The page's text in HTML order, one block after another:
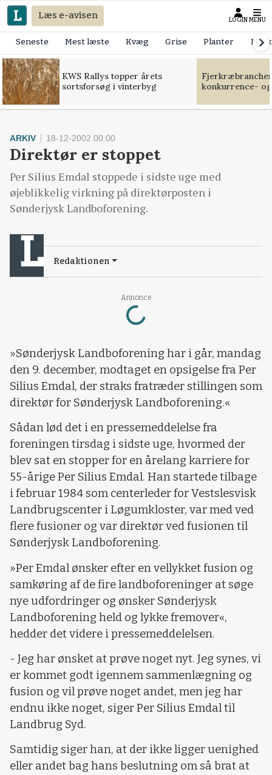
Læs e-avisen LOGIN MENU
Seneste Mest læste Kvæg Grise Planter
KWS Rallys topper årets
sortsforsøg i vinterbyg
konkurrence-
Annonce
Loading...
ARKIV 18-12-2002 00:00
Direktør er stoppet
Per Silius Emdal stoppede i sidste uge med
øjeblikkelig virkning på direktørposten i
Sønderjysk Landboforening.
Redaktionen
»Sønderjysk Landboforening har i går, mandag
den 9. december, modtaget en opsigelse fra Per
Silius Emdal, der straks fratræder stillingen som
direktør for Sønderjysk Landboforening.«
Sådan lød det i en pressemeddelelse fra
foreningen tirsdag i sidste uge, hvormed der
blev sat en stopper for en årelang karriere for
55-årige Per Silius Emdal. Han startede tilbage
i februar 1984 som centerleder for Vestslesvisk
Landbrugscenter i Løgumkloster, var med ved
flere fusioner og var direktør ved fusionen til
Sønderjysk Landboforening.
»Per Emdal ønsker efter en vellykket fusion og
samkøring af de fire landboforeninger at søge
nye udfordringer og ønsker Sønderjysk
Landboforening held og lykke fremover«,
hedder det videre i pressemeddelelsen.
- Jeg har ønsket at prøve noget nyt. Jeg synes, vi
er kommet godt igennem sammenlægning og
fusion og vil prøve noget andet, men jeg har
endnu ikke noget, siger Per Silius Emdal til
Landbrug Syd.
Samtidig siger han, at der ikke ligger uenighed
eller andet bag hans beslutning om så brat at